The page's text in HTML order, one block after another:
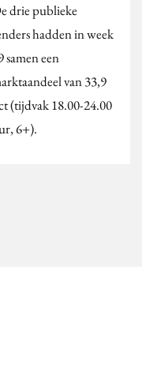
drie publieke
hadden in week
samen een
van 33,9
(tijdvak 18.00-24.00
6+).